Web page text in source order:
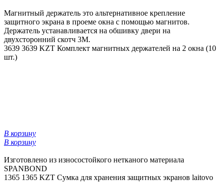
Магнитный держатель это альтернативное крепление
защитного экрана в проеме окна с помощью магнитов.
Держатель устанавливается на обшивку двери на
двухсторонний скотч 3М.
3639 3639 KZT Комплект магнитных держателей на 2 окна (10
шт.)
В корзину
В корзину
Изготовлено из износостойкого нетканого материала
SPANBOND
1365 1365 KZT Сумка для хранения защитных экранов laitovo